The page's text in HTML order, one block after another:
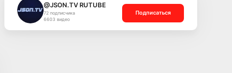
@JSON.TV RUTUBE
72 подписчика
6603 видео
Подписаться